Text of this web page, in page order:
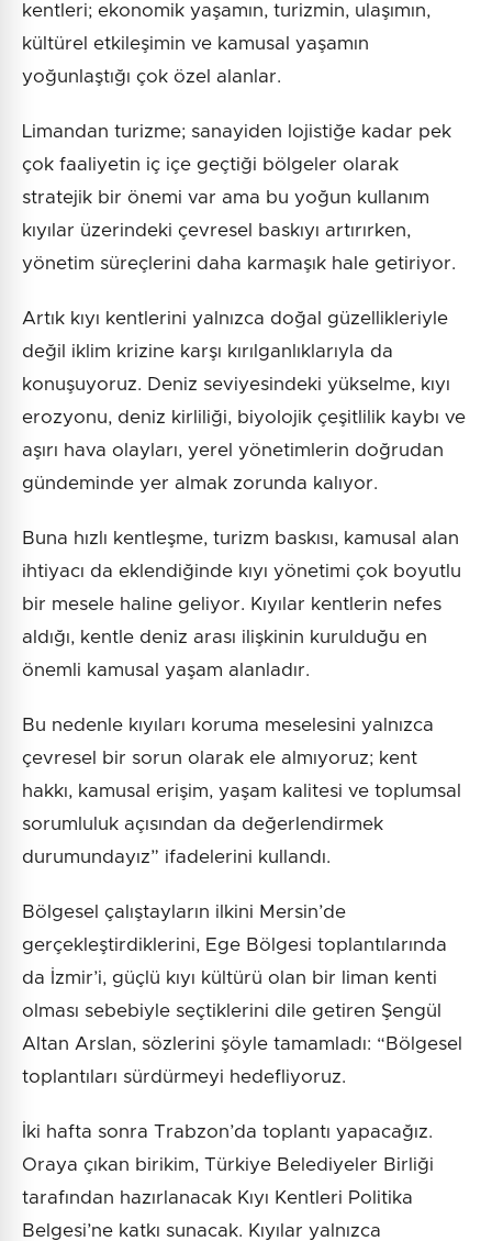
kentleri; ekonomik yaşamın, turizmin, ulaşımın,
kültürel etkileşimin ve kamusal yaşamın
yoğunlaştığı çok özel alanlar.
Limandan turizme; sanayiden lojistiğe kadar pek
çok faaliyetin iç içe geçtiği bölgeler olarak
stratejik bir önemi var ama bu yoğun kullanım
kıyılar üzerindeki çevresel baskıyı artırırken,
yönetim süreçlerini daha karmaşık hale getiriyor.
Artık kıyı kentlerini yalnızca doğal güzellikleriyle
değil iklim krizine karşı kırılganlıklarıyla da
konuşuyoruz. Deniz seviyesindeki yükselme, kıyı
erozyonu, deniz kirliliği, biyolojik çeşitlilik kaybı ve
aşırı hava olayları, yerel yönetimlerin doğrudan
gündeminde yer almak zorunda kalıyor.
Buna hızlı kentleşme, turizm baskısı, kamusal alan
ihtiyacı da eklendiğinde kıyı yönetimi çok boyutlu
bir mesele haline geliyor. Kıyılar kentlerin nefes
aldığı, kentle deniz arası ilişkinin kurulduğu en
önemli kamusal yaşam alanladır.
Bu nedenle kıyıları koruma meselesini yalnızca
çevresel bir sorun olarak ele almıyoruz; kent
hakkı, kamusal erişim, yaşam kalitesi ve toplumsal
sorumluluk açısından da değerlendirmek
durumundayız” ifadelerini kullandı.
Bölgesel çalıştayların ilkini Mersin’de
gerçekleştirdiklerini, Ege Bölgesi toplantılarında
da İzmir’i, güçlü kıyı kültürü olan bir liman kenti
olması sebebiyle seçtiklerini dile getiren Şengül
Altan Arslan, sözlerini şöyle tamamladı: “Bölgesel
toplantıları sürdürmeyi hedefliyoruz.
İki hafta sonra Trabzon’da toplantı yapacağız.
Oraya çıkan birikim, Türkiye Belediyeler Birliği
tarafından hazırlanacak Kıyı Kentleri Politika
Belgesi’ne katkı sunacak. Kıyılar yalnızca